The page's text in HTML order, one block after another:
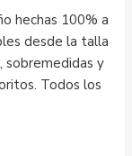
hechas 100% a
desde la talla
sobremedidas y
Todos los